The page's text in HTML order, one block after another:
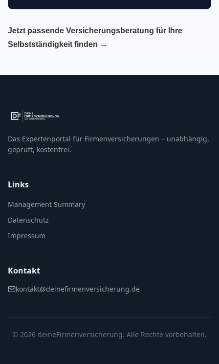
Jetzt passende Versicherungsberatung für Ihre
Selbstständigkeit finden →
Das Expertenportal für Firmenversicherungen – unabhängig,
geprüft, kostenfrei.
Links
Management Summary
Datenschutz
Impressum
Kontakt
kontakt@deinefirmenversicherung.de
© 2026 deineFirmenversicherung. Alle Rechte vorbehalten.